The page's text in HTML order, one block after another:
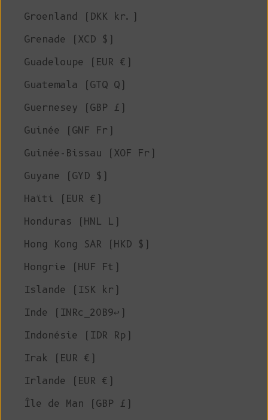
Groenland (DKK kr.)
Grenade (XCD $)
Guadeloupe (EUR €)
Guatemala (GTQ Q)
Guernesey (GBP £)
Guinée (GNF Fr)
Guinée-Bissau (XOF Fr)
Guyane (GYD $)
Haïti (EUR €)
Honduras (HNL L)
Hong Kong SAR (HKD $)
Hongrie (HUF Ft)
Islande (ISK kr)
Inde (INRc_20B9↩)
Indonésie (IDR Rp)
Irak (EUR €)
Irlande (EUR €)
Île de Man (GBP £)